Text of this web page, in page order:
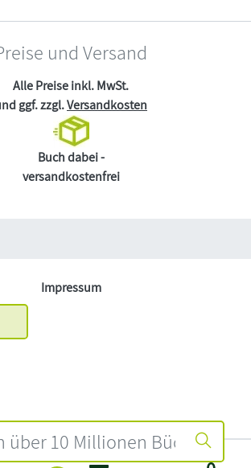
und Versand
Alle Preise inkl. MwSt.
ggf. zzgl.Versandkosten
Buch dabei -
versandkostenfrei
Impressum